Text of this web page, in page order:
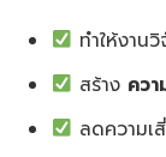
ทำให้งาน
สร้าง ควา
ลดความเ